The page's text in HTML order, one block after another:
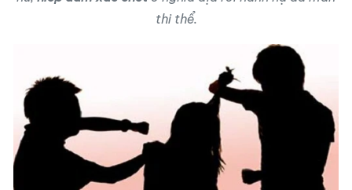
thi thể.